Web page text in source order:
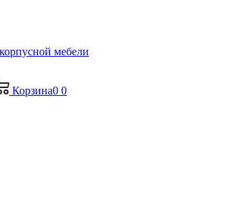
Корзина0 0